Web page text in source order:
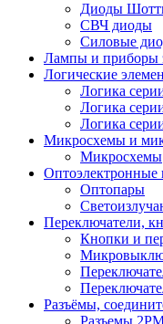
Диоды
СВЧ диоды
Силовые
Лампы и приборы
Логические
Логика
Логика
Логика
Микросхемы и
Микросхемы
Оптопары
Переключатели,
Кнопки и
Разъёмы,
Разъемы